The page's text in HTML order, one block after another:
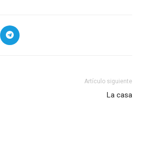
Artículo siguiente
La casa